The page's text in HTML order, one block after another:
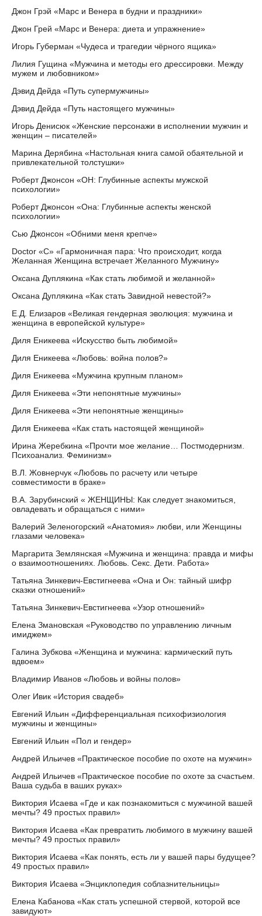
Джон Грэй «Марс и Венера в будни и праздники»
Джон Грей «Марс и Венера: диета и упражнение»
Игорь Губерман «Чудеса и трагедии чёрного ящика»
Лилия Гущина «Мужчина и методы его дрессировки. Между
мужем и любовником»
Дэвид Дейда «Путь супермужчины»
Дэвид Дейда «Путь настоящего мужчины»
Игорь Денисюк «Женские персонажи в исполнении мужчин и
женщин – писателей»
Марина Дерябина «Настольная книга самой обаятельной и
привлекательной толстушки»
Роберт Джонсон «ОН: Глубинные аспекты мужской
психологии»
Роберт Джонсон «Она: Глубинные аспекты женской
психологии»
Сью Джонсон «Обними меня крепче»
Doctor «С» «Гармоничная пара: Что происходит, когда
Желанная Женщина встречает Желанного Мужчину»
Оксана Дуплякина «Как стать любимой и желанной»
Оксана Дуплякина «Как стать Завидной невестой?»
Е.Д. Елизаров «Великая гендерная эволюция: мужчина и
женщина в европейской культуре»
Диля Еникеева «Искусство быть любимой»
Диля Еникеева «Любовь: война полов?»
Диля Еникеева «Мужчина крупным планом»
Диля Еникеева «Эти непонятные мужчины»
Диля Еникеева «Эти непонятные женщины»
Диля Еникеева «Как стать настоящей женщиной»
Ирина Жеребкина «Прочти мое желание… Постмодернизм.
Психоанализ. Феминизм»
В.Л. Жовнерчук «Любовь по расчету или четыре
совместимости в браке»
В.А. Зарубинский « ЖЕНЩИНЫ: Как следует знакомиться,
овладевать и обращаться с ними»
Валерий Зеленогорский «Анатомия» любви, или Женщины
глазами человека»
Маргарита Землянская «Мужчина и женщина: правда и мифы
о взаимоотношениях. Любовь. Секс. Дети. Работа»
Татьяна Зинкевич-Евстигнеева «Она и Он: тайный шифр
сказки отношений»
Татьяна Зинкевич-Евстигнеева «Узор отношений»
Елена Змановская «Руководство по управлению личным
имиджем»
Галина Зубкова «Женщина и мужчина: кармический путь
вдвоем»
Владимир Иванов «Любовь и войны полов»
Олег Ивик «История свадеб»
Евгений Ильин «Дифференциальная психофизиология
мужчины и женщины»
Евгений Ильин «Пол и гендер»
Андрей Ильичев «Практическое пособие по охоте на мужчин»
Андрей Ильичев «Практическое пособие по охоте за счастьем.
Ваша судьба в ваших руках»
Виктория Исаева «Где и как познакомиться с мужчиной вашей
мечты? 49 простых правил»
Виктория Исаева «Как превратить любимого в мужчину вашей
мечты? 49 простых правил»
Виктория Исаева «Как понять, есть ли у вашей пары будущее?
49 простых правил»
Виктория Исаева «Энциклопедия соблазнительницы»
Елена Кабанова «Как стать успешной стервой, которой все
завидуют»